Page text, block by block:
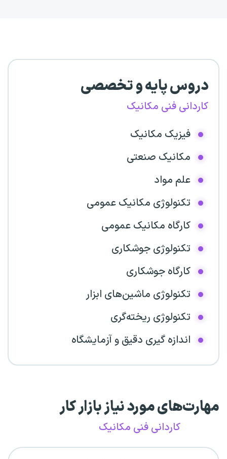
دروس پایه و تخصصی
کاردانی فنی مکانیک
فیزیک مکانیک
مکانیک صنعتی
علم مواد
تکنولوژی مکانیک عمومی
کارگاه مکانیک عمومی
تکنولوژی جوشکاری
کارگاه جوشکاری
تکنولوژی ماشین‌های ابزار
تکنولوژی ریخته‌گری
اندازه گیری دقیق و آزمایشگاه
مهارت‌های مورد نیاز بازار کار
کاردانی فنی مکانیک